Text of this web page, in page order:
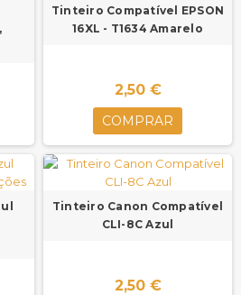
Tinteiro Compatível EPSON
16XL - T1634 Amarelo
2,50 €
COMPRAR
Tinteiro Canon Compatível
CLI-8C Azul
2,50 €